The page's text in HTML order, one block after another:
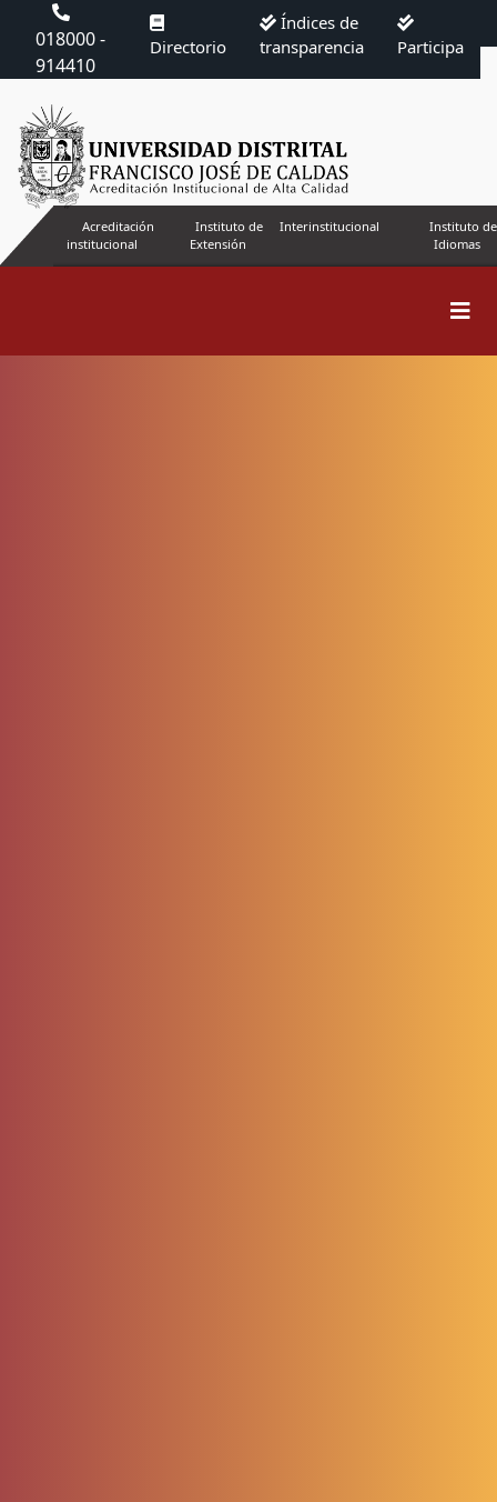
018000 -
914410
Directorio
Índices de
transparencia
Participa
Acreditación
institucional
Instituto de
Extensión
Interinstitucional
Instituto de
Idiomas